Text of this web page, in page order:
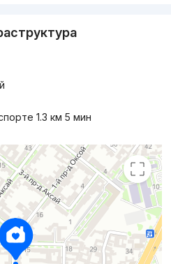
1.3 км 5 мин